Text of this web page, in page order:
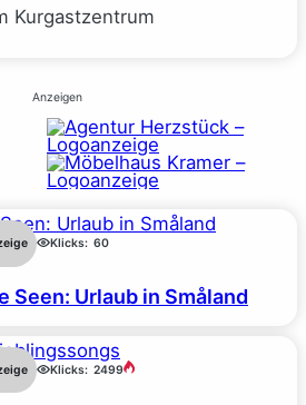
Kurgastzentrum
Anzeigen
Klicks: 60
Seen: Urlaub in Småland
Klicks: 2499